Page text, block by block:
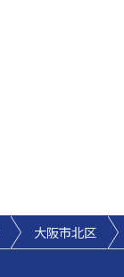
大阪市北区